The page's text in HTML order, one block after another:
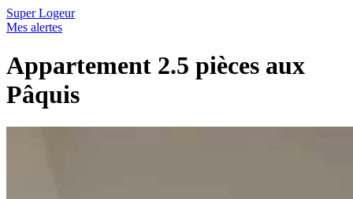
Super Logeur
Mes alertes
Appartement 2.5 pièces aux
Pâquis